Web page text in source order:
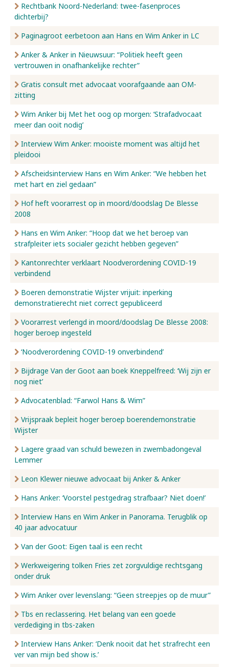
Rechtbank Noord-Nederland: twee-fasenproces
dichterbij?
Paginagroot eerbetoon aan Hans en Wim Anker in LC
Anker & Anker in Nieuwsuur: “Politiek heeft geen
vertrouwen in onafhankelijke rechter”
Gratis consult met advocaat voorafgaande aan OM-
zitting
Wim Anker bij Met het oog op morgen: ‘Strafadvocaat
meer dan ooit nodig’
Interview Wim Anker: mooiste moment was altijd het
pleidooi
Afscheidsinterview Hans en Wim Anker: “We hebben het
met hart en ziel gedaan”
Hof heft voorarrest op in moord/doodslag De Blesse
2008
Hans en Wim Anker: “Hoop dat we het beroep van
strafpleiter iets socialer gezicht hebben gegeven”
Kantonrechter verklaart Noodverordening COVID-19
verbindend
Boeren demonstratie Wijster vrijuit: inperking
demonstratierecht niet correct gepubliceerd
Voorarrest verlengd in moord/doodslag De Blesse 2008:
hoger beroep ingesteld
‘Noodverordening COVID-19 onverbindend’
Bijdrage Van der Goot aan boek Kneppelfreed: ‘Wij zijn er
nog niet’
Advocatenblad: “Farwol Hans & Wim”
Vrijspraak bepleit hoger beroep boerendemonstratie
Wijster
Lagere graad van schuld bewezen in zwembadongeval
Lemmer
Leon Klewer nieuwe advocaat bij Anker & Anker
Hans Anker: ‘Voorstel pestgedrag strafbaar? Niet doen!’
Interview Hans en Wim Anker in Panorama. Terugblik op
40 jaar advocatuur
Van der Goot: Eigen taal is een recht
Werkweigering tolken Fries zet zorgvuldige rechtsgang
onder druk
Wim Anker over levenslang: “Geen streepjes op de muur”
Tbs en reclassering. Het belang van een goede
verdediging in tbs-zaken
Interview Hans Anker: ‘Denk nooit dat het strafrecht een
ver van mijn bed show is.’